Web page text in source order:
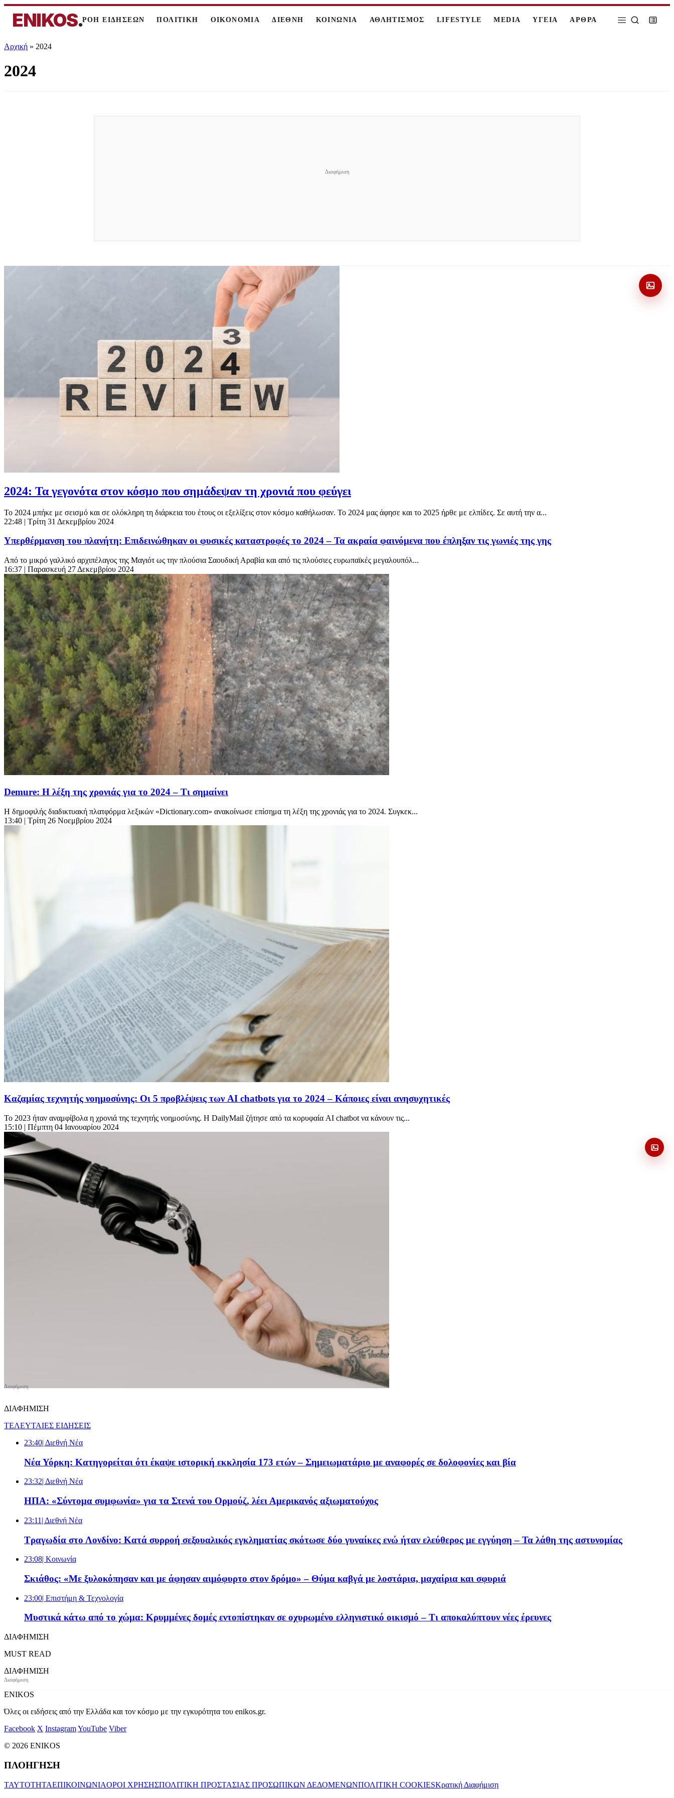
ENIKOS.ΡΟΗ ΕΙΔΗΣΕΩΝ ΠΟΛΙΤΙΚΗ ΟΙΚΟΝΟΜΙΑ ΔΙΕΘΝΗ ΚΟΙΝΩΝΙΑ ΑΘΛΗΤΙΣΜΟΣ LIFESTYLE MEDIA ΥΓΕΙΑ ΑΡΘΡΑ
Αρχική » 2024
2024
2024: Τα γεγονότα στον κόσμο που σημάδεψαν τη χρονιά που φεύγει
Το 2024 μπήκε με σεισμό και σε ολόκληρη τη διάρκεια του έτους οι εξελίξεις στον κόσμο καθήλωσαν. Το 2024 μας άφησε και το 2025 ήρθε με ελπίδες. Σε αυτή την α...
22:48 | Τρίτη 31 Δεκεμβρίου 2024
Υπερθέρμανση του πλανήτη: Επιδεινώθηκαν οι φυσικές καταστροφές το 2024 – Τα ακραία φαινόμενα που έπληξαν τις γωνιές της γης
Από το μικρό γαλλικό αρχιπέλαγος της Μαγιότ ως την πλούσια Σαουδική Αραβία και από τις πλούσιες ευρωπαϊκές μεγαλουπόλ...
16:37 | Παρασκευή 27 Δεκεμβρίου 2024
Demure: Η λέξη της χρονιάς για το 2024 – Τι σημαίνει
Η δημοφιλής διαδικτυακή πλατφόρμα λεξικών «Dictionary.com» ανακοίνωσε επίσημα τη λέξη της χρονιάς για το 2024. Συγκεκ...
13:40 | Τρίτη 26 Νοεμβρίου 2024
Καζαμίας τεχνητής νοημοσύνης: Οι 5 προβλέψεις των AI chatbots για το 2024 – Κάποιες είναι ανησυχητικές
Το 2023 ήταν αναμφίβολα η χρονιά της τεχνητής νοημοσύνης. Η DailyMail ζήτησε από τα κορυφαία AI chatbot να κάνουν τις...
15:10 | Πέμπτη 04 Ιανουαρίου 2024
ΔΙΑΦΗΜΙΣΗ
ΤΕΛΕΥΤΑΙΕΣ ΕΙΔΗΣΕΙΣ
23:40| Διεθνή Νέα
Νέα Υόρκη: Κατηγορείται ότι έκαψε ιστορική εκκλησία 173 ετών – Σημειωματάριο με αναφορές σε δολοφονίες και βία
23:32| Διεθνή Νέα
ΗΠΑ: «Σύντομα συμφωνία» για τα Στενά του Ορμούζ, λέει Αμερικανός αξιωματούχος
23:11 | Διεθνή Νέα
Τραγωδία στο Λονδίνο: Κατά συρροή σεξουαλικός εγκληματίας σκότωσε δύο γυναίκες ενώ ήταν ελεύθερος με εγγύηση – Τα λάθη της αστυνομίας
23:08| Κοινωνία
Σκιάθος: «Με ξυλοκόπησαν και με άφησαν αιμόφυρτο στον δρόμο» – Θύμα καβγά με λοστάρια, μαχαίρια και σφυριά
23:00| Επιστήμη & Τεχνολογία
Μυστικά κάτω από το χώμα: Κρυμμένες δομές εντοπίστηκαν σε οχυρωμένο ελληνιστικό οικισμό – Τι αποκαλύπτουν νέες έρευνες
ΔΙΑΦΗΜΙΣΗ
MUST READ
ΔΙΑΦΗΜΙΣΗ
ENIKOS
Όλες οι ειδήσεις από την Ελλάδα και τον κόσμο με την εγκυρότητα του enikos.gr.
Facebook X InstagramYouTube Viber
© 2026 ENIKOS
ΠΛΟΗΓΗΣΗ
ΤΑΥΤΟΤΗΤΑΕΠΙΚΟΙΝΩΝΙΑΟΡΟΙ ΧΡΗΣΗΣΠΟΛΙΤΙΚΗ ΠΡΟΣΤΑΣΙΑΣ ΠΡΟΣΩΠΙΚΩΝ ΔΕΔΟΜΕΝΩΝΠΟΛΙΤΙΚΗ COOKIESΚρατική Διαφήμιση